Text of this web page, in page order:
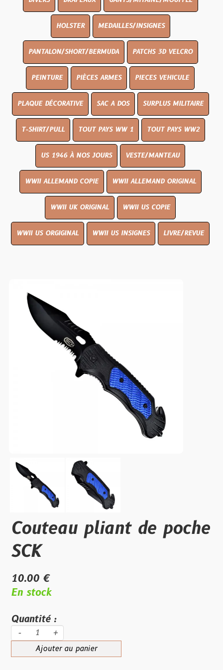
HOLSTER MEDAILLES/INSIGNES
PANTALON/SHORT/BERMUDA PATCHS 3D VELCRO
PEINTURE PIÈCES ARMES PIECES VEHICULE
PLAQUE DÉCORATIVE SAC A DOS SURPLUS MILITAIRE
T-SHIRT/PULL TOUT PAYS WW 1 TOUT PAYS WW2
US 1946 À NOS JOURS VESTE/MANTEAU
WWII ALLEMAND COPIE WWII ALLEMAND ORIGINAL
WWII UK ORIGINAL WWII US COPIE
WWII US ORGIGINAL WWII US INSIGNES LIVRE/REVUE
Couteau pliant de poche
SCK
10.00 €
En stock
Quantité :
- +
Ajouter au panier